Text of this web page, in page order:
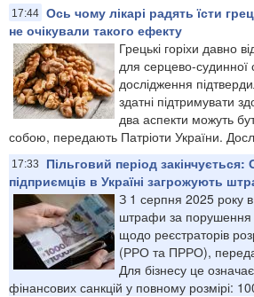
17:44 Ось чому лікарі радять їсти
не очікували такого ефекту
Грецькі горіхи давно
для серцево-
дослідження
здатні підтримувати
два аспекти можуть
собою, передають Патріоти України.
17:33
Пільговий період закінчується:
підприємців в Україні загрожують
З 1 серпня 2025 року
штрафи за порушення
щодо реєстраторів
(РРО та ПРРО),
Для бізнесу це
фінансових санкцій у повному розмірі: